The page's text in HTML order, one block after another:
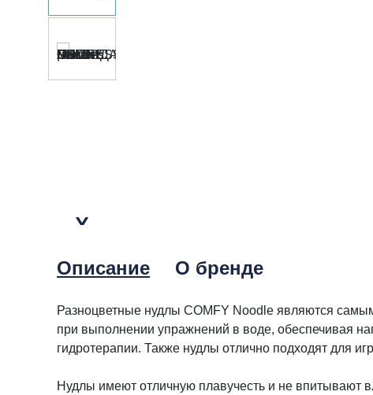
Описание О бренде
Разноцветные нудлы COMFY Noodle являются
при выполнении упражнений в воде, обеспечивая
гидротерапии. Также нудлы отлично подходят для
Нудлы имеют отличную плавучесть и не впитывают